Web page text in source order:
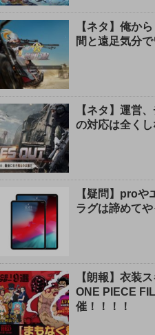
【ネタ】俺か
間と遠足気分
【ネタ】運営
の対応は全く
【疑問】proや
ラグは諦めて
【朗報】衣装
ONE PIECE
催！！！！